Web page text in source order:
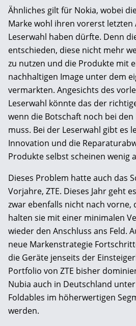
Ähnliches gilt für Nokia, wobei
Marke wohl ihren vorerst
Leserwahl haben dürfte. Denn
entschieden, diese nicht mehr
zu nutzen und die Produkte mit
nachhaltigen Image unter dem
vermarkten. Angesichts des
Leserwahl könnte das der
wenn die Botschaft noch bei
muss. Bei der Leserwahl gibt es
Innovation und die
Produkte selbst scheinen wenig
Dieses Problem hatte auch das
Vorjahre, ZTE. Dieses Jahr geht
zwar ebenfalls nicht nach vorne,
halten sie mit einer minimalen
wieder den Anschluss ans Feld.
neue Markenstrategie
die Geräte jenseits der
Portfolio von ZTE bisher
Nubia auch in Deutschland
Foldables im höherwertigen
werden.